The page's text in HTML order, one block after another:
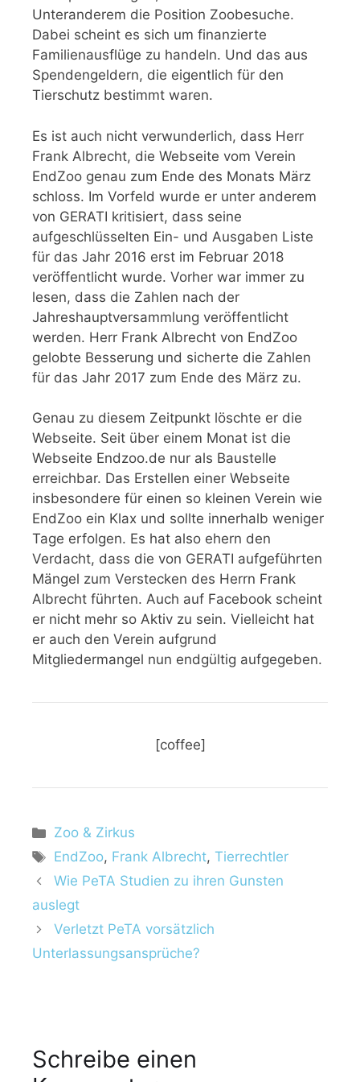
Unteranderem die Position Zoobesuche.
Dabei scheint es sich um finanzierte
Familienausflüge zu handeln. Und das aus
Spendengeldern, die eigentlich für den
Tierschutz bestimmt waren.
Es ist auch nicht verwunderlich, dass Herr
Frank Albrecht, die Webseite vom Verein
EndZoo genau zum Ende des Monats März
schloss. Im Vorfeld wurde er unter anderem
von GERATI kritisiert, dass seine
aufgeschlüsselten Ein- und Ausgaben Liste
für das Jahr 2016 erst im Februar 2018
veröffentlicht wurde. Vorher war immer zu
lesen, dass die Zahlen nach der
Jahreshauptversammlung veröffentlicht
werden. Herr Frank Albrecht von EndZoo
gelobte Besserung und sicherte die Zahlen
für das Jahr 2017 zum Ende des März zu.
Genau zu diesem Zeitpunkt löschte er die
Webseite. Seit über einem Monat ist die
Webseite Endzoo.de nur als Baustelle
erreichbar. Das Erstellen einer Webseite
insbesondere für einen so kleinen Verein wie
EndZoo ein Klax und sollte innerhalb weniger
Tage erfolgen. Es hat also ehern den
Verdacht, dass die von GERATI aufgeführten
Mängel zum Verstecken des Herrn Frank
Albrecht führten. Auch auf Facebook scheint
er nicht mehr so Aktiv zu sein. Vielleicht hat
er auch den Verein aufgrund
Mitgliedermangel nun endgültig aufgegeben.
[coffee]
K
a
e
g
o
r
Zoo & Zirkus
S
c
l
a
g
e
EndZoo, Frank Albrecht,Tierrechtler
Wie PeTA Studien zu ihren Gunsten
auslegt
Verletzt PeTA vorsätzlich
Unterlassungsansprüche?
Schreibe einen